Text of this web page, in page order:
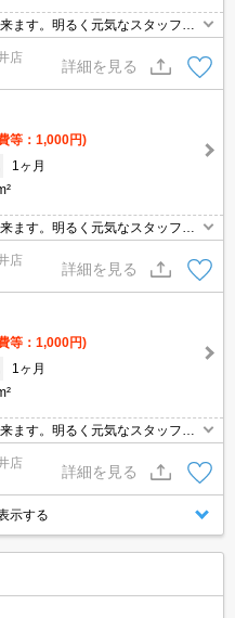
ます。明るく元気なスタッフが
オンラインで見学・接客可能で
☆★
店
詳細を見る
等：1,000円)
1ヶ月
ます。明るく元気なスタッフが
オンラインで見学・接客可能で
☆★
店
詳細を見る
等：1,000円)
1ヶ月
ます。明るく元気なスタッフが
オンラインで見学・接客可能で
☆★
店
詳細を見る
示する